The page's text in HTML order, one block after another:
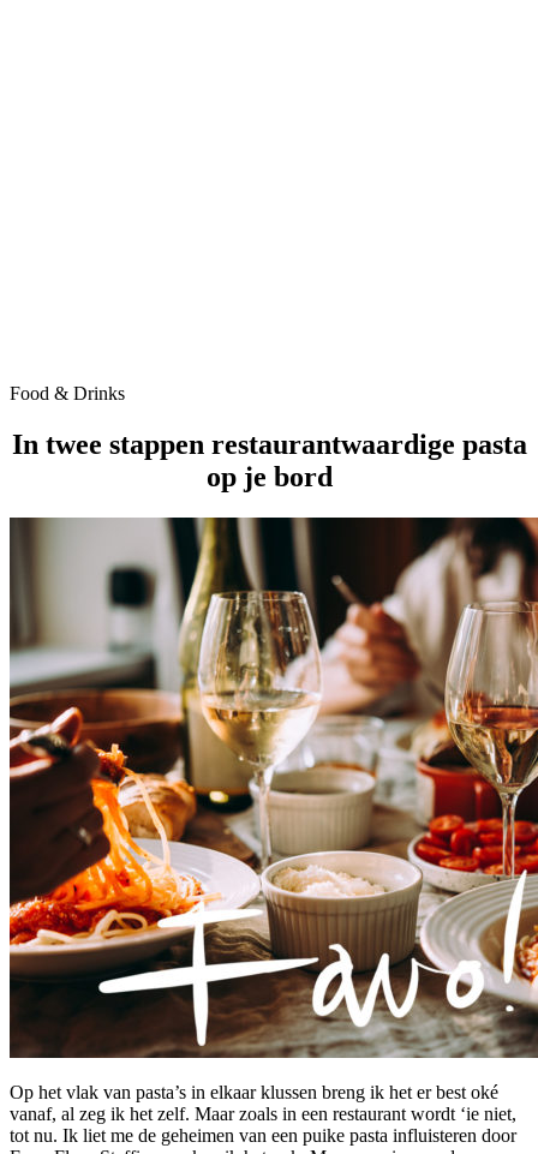
Food & Drinks
In twee stappen restaurantwaardige pasta
op je bord
Op het vlak van pasta’s in elkaar klussen breng ik het er best oké
vanaf, al zeg ik het zelf. Maar zoals in een restaurant wordt ‘ie niet,
tot nu. Ik liet me de geheimen van een puike pasta influisteren door